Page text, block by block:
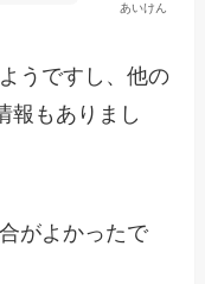
あいけん
うですし、他の
報もありまし
がよかったで